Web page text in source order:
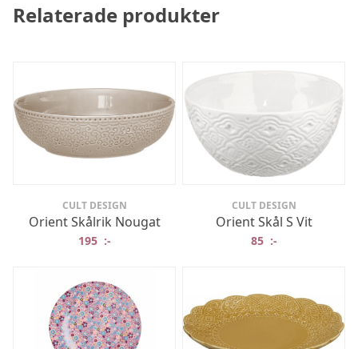
Relaterade produkter
CULT DESIGN
Orient Skålrik Nougat
195 :-
CULT DESIGN
Orient Skål S Vit
85 :-